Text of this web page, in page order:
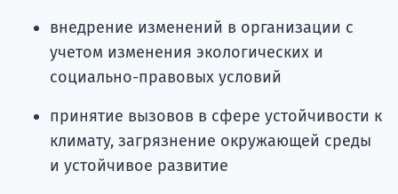
внедрение изменений в организации с
учетом изменения экологических и
социально-правовых условий
принятие вызовов в сфере устойчивости к
климату, загрязнение окружающей среды
и устойчивое развитие